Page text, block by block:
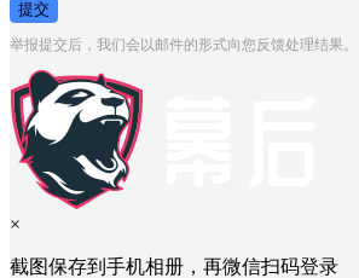
提交
举报提交后，我们会以邮件的形式向您反馈处理结果。
×
截图保存到手机相册，再微信扫码登录